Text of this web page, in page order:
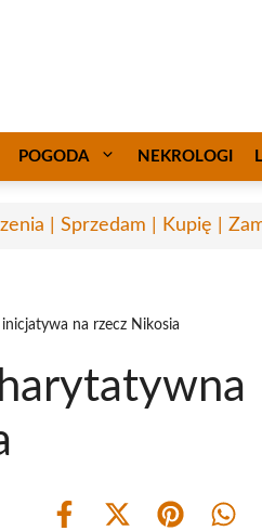
POGODA NEKROLOGI
| Sprzedam | Kupię |
na rzecz Nikosia
Share
Share Share